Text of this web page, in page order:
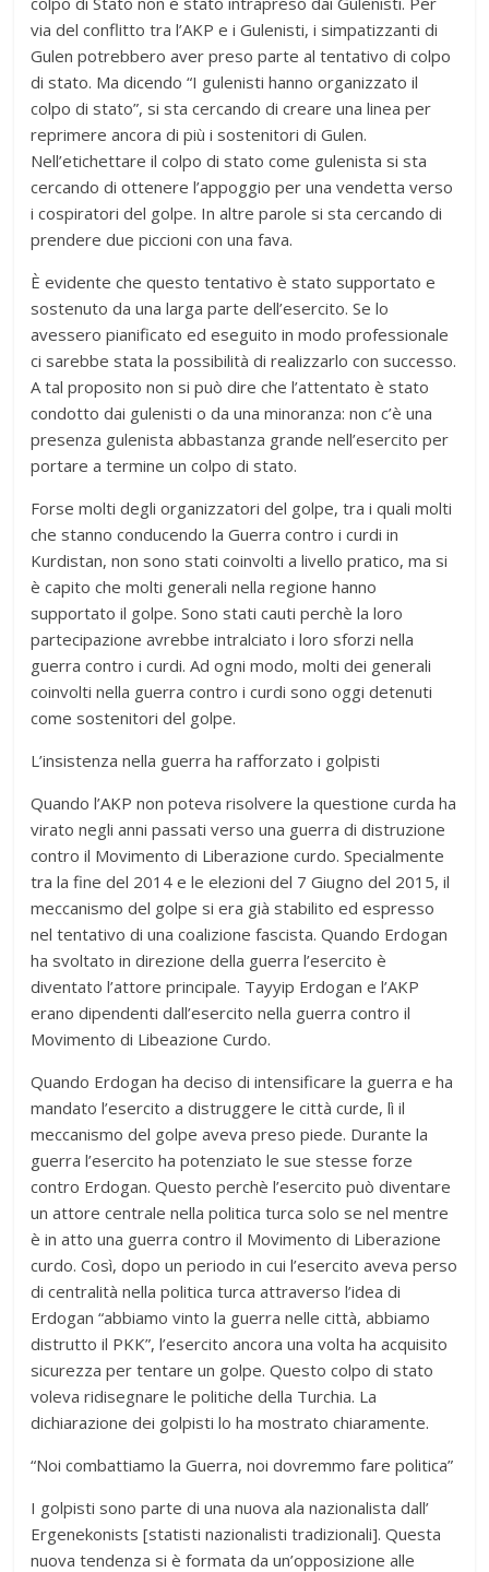
via del conflitto tra l’AKP e i Gulenisti, i simpatizzanti di
Gulen potrebbero aver preso parte al tentativo di colpo
di stato. Ma dicendo “I gulenisti hanno organizzato il
colpo di stato”, si sta cercando di creare una linea per
reprimere ancora di più i sostenitori di Gulen.
Nell’etichettare il colpo di stato come gulenista si sta
cercando di ottenere l’appoggio per una vendetta verso
i cospiratori del golpe. In altre parole si sta cercando di
prendere due piccioni con una fava.
È evidente che questo tentativo è stato supportato e
sostenuto da una larga parte dell’esercito. Se lo
avessero pianificato ed eseguito in modo professionale
ci sarebbe stata la possibilità di realizzarlo con successo.
A tal proposito non si può dire che l’attentato è stato
condotto dai gulenisti o da una minoranza: non c’è una
presenza gulenista abbastanza grande nell’esercito per
portare a termine un colpo di stato.
Forse molti degli organizzatori del golpe, tra i quali molti
che stanno conducendo la Guerra contro i curdi in
Kurdistan, non sono stati coinvolti a livello pratico, ma si
è capito che molti generali nella regione hanno
supportato il golpe. Sono stati cauti perchè la loro
partecipazione avrebbe intralciato i loro sforzi nella
guerra contro i curdi. Ad ogni modo, molti dei generali
coinvolti nella guerra contro i curdi sono oggi detenuti
come sostenitori del golpe.
L’insistenza nella guerra ha rafforzato i golpisti
Quando l’AKP non poteva risolvere la questione curda ha
virato negli anni passati verso una guerra di distruzione
contro il Movimento di Liberazione curdo. Specialmente
tra la fine del 2014 e le elezioni del 7 Giugno del 2015, il
meccanismo del golpe si era già stabilito ed espresso
nel tentativo di una coalizione fascista. Quando Erdogan
ha svoltato in direzione della guerra l’esercito è
diventato l’attore principale. Tayyip Erdogan e l’AKP
erano dipendenti dall’esercito nella guerra contro il
Movimento di Libeazione Curdo.
Quando Erdogan ha deciso di intensificare la guerra e ha
mandato l’esercito a distruggere le città curde, lì il
meccanismo del golpe aveva preso piede. Durante la
guerra l’esercito ha potenziato le sue stesse forze
contro Erdogan. Questo perchè l’esercito può diventare
un attore centrale nella politica turca solo se nel mentre
è in atto una guerra contro il Movimento di Liberazione
curdo. Così, dopo un periodo in cui l’esercito aveva perso
di centralità nella politica turca attraverso l’idea di
Erdogan “abbiamo vinto la guerra nelle città, abbiamo
distrutto il PKK”, l’esercito ancora una volta ha acquisito
sicurezza per tentare un golpe. Questo colpo di stato
voleva ridisegnare le politiche della Turchia. La
dichiarazione dei golpisti lo ha mostrato chiaramente.
“Noi combattiamo la Guerra, noi dovremmo fare politica”
I golpisti sono parte di una nuova ala nazionalista dall’
Ergenekonists [statisti nazionalisti tradizionali]. Questa
nuova tendenza si è formata da un’opposizione alle